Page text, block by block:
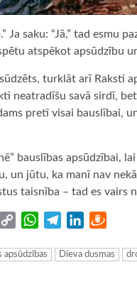
Ja saku: “Jā,” tad esmu
atspēkot apsūdzību
turklāt arī Raksti
neatradīšu savā sirdī,
pretī visai bauslībai,
bauslības apsūdzībai,
un jūtu, ka manī nav
taisnība – tad es vairs
Copy
WhatsApp
TelegramLinkedIn
apsūdzības Dieva dusmas